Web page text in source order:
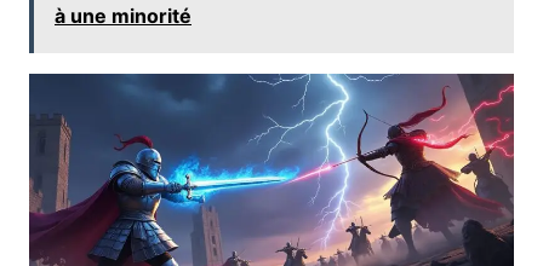
à une minorité